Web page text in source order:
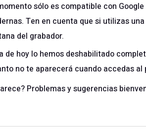
sólo es compatible con
Ten en cuenta que si utilizas
del grabador.
de hoy lo hemos deshabilitado
no te aparecerá cuando accedas
Problemas y sugerencias